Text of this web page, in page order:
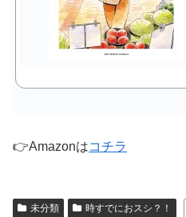
👉Amazonはコチラ
未分類 時すでにおスシ？！